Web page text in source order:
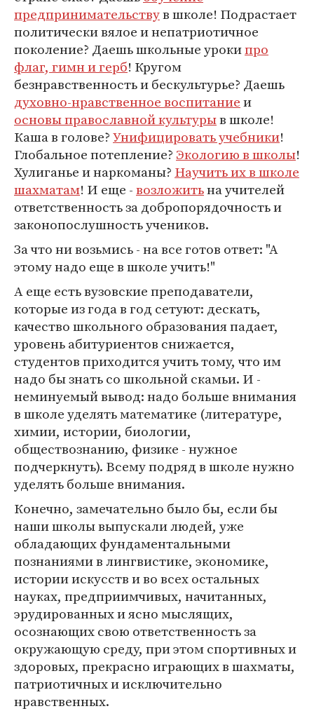
предпринимательствув школе! Подрастает
политически вялое и непатриотичное
поколение? Даешь школьные урокипро
флаг, гимн и герб! Кругом
безнравственность и бескультурье? Даешь
духовно-нравственное воспитаниеи
основы православной культурыв школе!
Каша в голове?Унифицировать учебники!
Глобальное потепление? Экологию в школы!
Хулиганье и наркоманы? Научить их в школе
шахматам! И еще -возложитьна учителей
ответственность за добропорядочность и
законопослушность учеников.
За что ни возьмись - на все готов ответ: "А
этому надо еще в школе учить!"
А еще есть вузовские преподаватели,
которые из года в год сетуют: дескать,
качество школьного образования падает,
уровень абитуриентов снижается,
студентов приходится учить тому, что им
надо бы знать со школьной скамьи. И -
неминуемый вывод: надо больше внимания
в школе уделять математике (литературе,
химии, истории, биологии,
обществознанию, физике - нужное
подчеркнуть). Всему подряд в школе нужно
уделять больше внимания.
Конечно, замечательно было бы, если бы
наши школы выпускали людей, уже
обладающих фундаментальными
познаниями в лингвистике, экономике,
истории искусств и во всех остальных
науках, предприимчивых, начитанных,
эрудированных и ясно мыслящих,
осознающих свою ответственность за
окружающую среду, при этом спортивных и
здоровых, прекрасно играющих в шахматы,
патриотичных и исключительно
нравственных.